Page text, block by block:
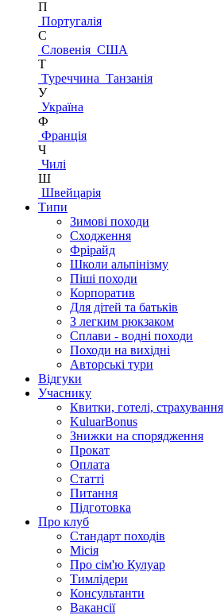
П
Португалія
С
Словенія США
Т
Туреччина Танзанія
У
Україна
Ф
Франція
Ч
Чилі
Ш
Швейцарія
Типи
Зимові походи
Сходження
Фрірайд
Школи альпінізму
Піші походи
Корпоратив
Для дітей та батьків
З легким рюкзаком
Сплави - водні походи
Походи на вихідні
Авторські тури
Відгуки
Учаснику
Квитки, готелі, страхування
KuluarBonus
Знижки на спорядження
Прокат
Оплата
Статті
Питання
Підготовка
Про клуб
Стандарт походів
Місія
Про сім'ю Кулуар
Тимлідери
Консультанти
Вакансії